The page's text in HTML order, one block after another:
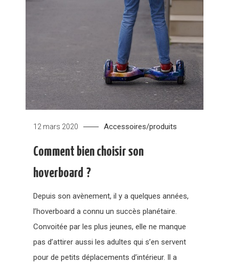
12 mars 2020 Accessoires/produits
Comment bien choisir son
hoverboard ?
Depuis son avènement, il y a quelques années,
l’hoverboard a connu un succès planétaire.
Convoitée par les plus jeunes, elle ne manque
pas d’attirer aussi les adultes qui s’en servent
pour de petits déplacements d’intérieur. Il a